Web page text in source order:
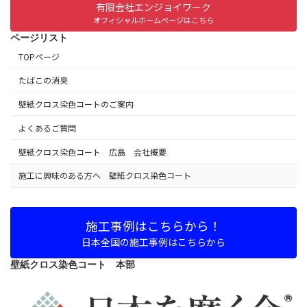
有限会社エンジョイワーク
オフィシャルホームページはこちら
ページリスト
TOPページ
たばこの消臭
壁紙クロス染色コートのご案内
よくあるご質問
壁紙クロス染色コート 広島 会社概要
施工に興味のある方へ 壁紙クロス染色コート
施工事例はこちらから！
日本全国の施工事例はこちらから
壁紙クロス染色コート 本部